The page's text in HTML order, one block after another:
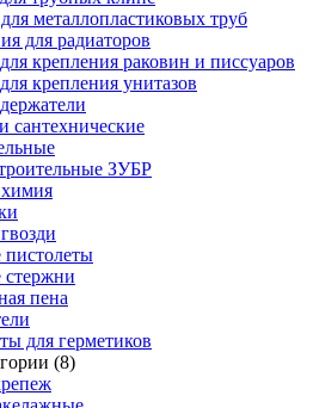
металлопластиковых труб
для радиаторов
крепления раковин и писсуаров
крепления унитазов
сантехнические
ЗУБР
химия
стержни
пена
для герметиков
(8)